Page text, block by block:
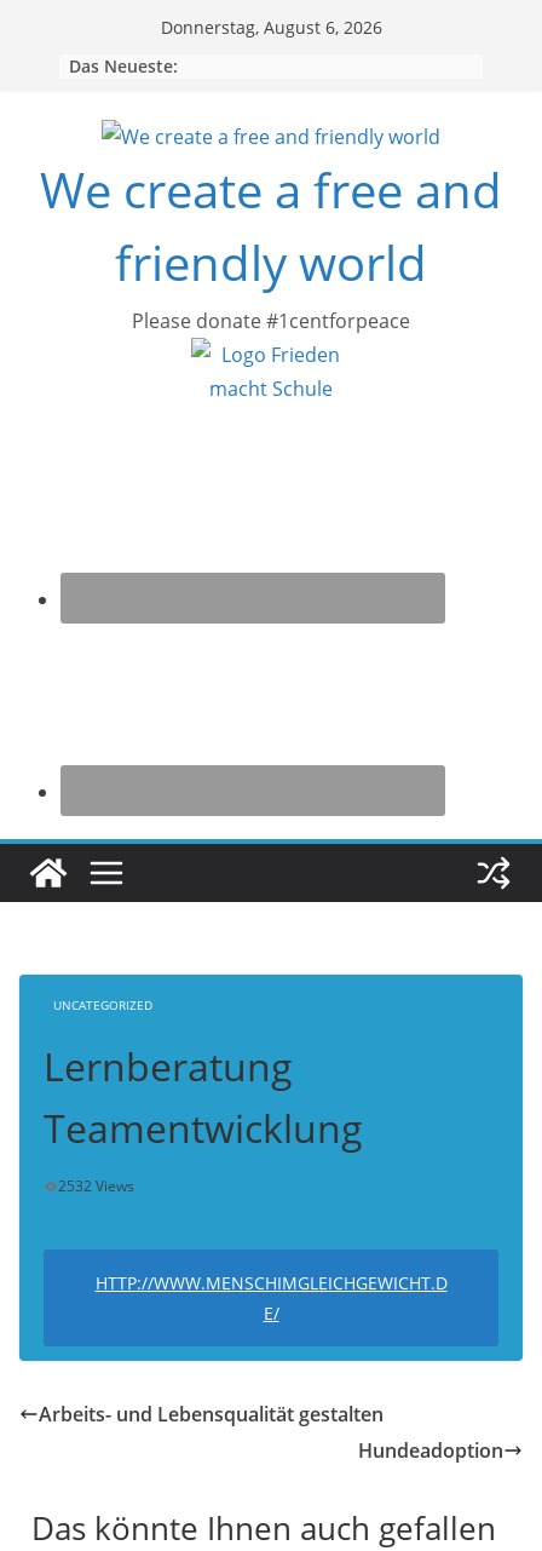
Donnerstag, August 6, 2026
Das Neueste:
We create a free and
friendly world
Please donate #1centforpeace
UNCATEGORIZED
Lernberatung
Teamentwicklung
2532 Views
HTTP://WWW.MENSCHIMGLEICHGEWICHT.D
E/
Arbeits- und Lebensqualität gestalten
Hundeadoption
Das könnte Ihnen auch gefallen